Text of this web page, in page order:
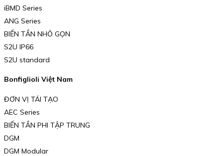
iBMD Series
ANG Series
BIẾN TẦN NHỎ GỌN
S2U IP66
S2U standard
Bonfiglioli Việt Nam
ĐƠN VỊ TÁI TẠO
AEC Series
BIẾN TẦN PHI TẬP TRUNG
DGM
DGM Modular